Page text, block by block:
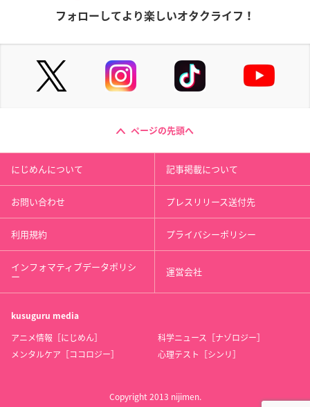
フォローしてより楽しいオタクライフ！
ページの先頭へ
にじめんについて 記事掲載について
お問い合わせ プレスリリース送付先
利用規約 プライバシーポリシー
インフォマティブデータポリシ
ー 運営会社
kusuguru media
アニメ情報［にじめん］
科学ニュース［ナゾロジー］
メンタルケア［ココロジー］
心理テスト［シンリ］
Copyright 2013 nijimen.